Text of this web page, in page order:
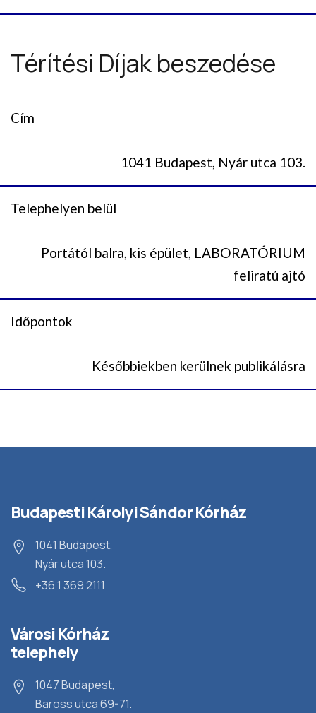
Térítési Díjak beszedése
Cím
1041 Budapest, Nyár utca 103.
Telephelyen belül
Portától balra, kis épület, LABORATÓRIUM
feliratú ajtó
Időpontok
Későbbiekben kerülnek publikálásra
Budapesti Károlyi Sándor Kórház
1041 Budapest,
Nyár utca 103.
+36 1 369 2111
Városi Kórház
telephely
1047 Budapest,
Baross utca 69-71.